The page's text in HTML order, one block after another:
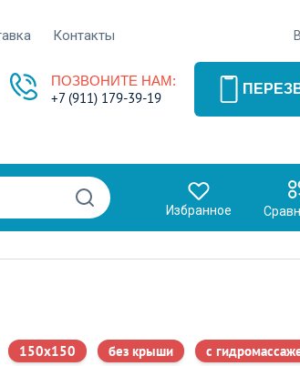
Контакты
ПОЗВОНИТЕ НАМ:
+7 (911) 179-39-19
Избранное
150x150 без крыши с